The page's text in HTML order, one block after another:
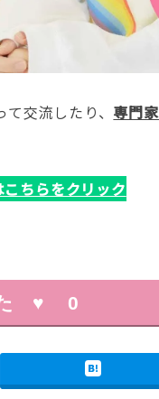
交流したり、 専門
ちらをクリック
た ♥ 0